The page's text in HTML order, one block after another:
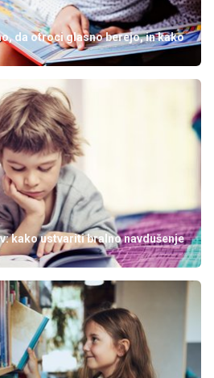
da otroci glasno berejo, in kako
kako ustvariti bralno navdušenje